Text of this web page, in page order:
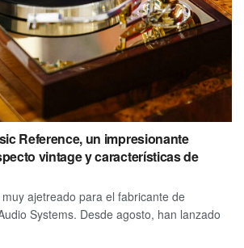
Reference, un impresionante
vintage y características de
ajetreado para el fabricante de
Systems. Desde agosto, han lanzado